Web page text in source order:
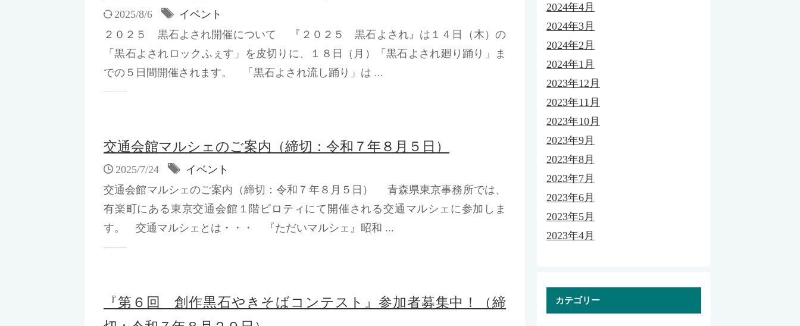
2025/8/6
イベント
２０２５ 黒石よされ開催について 『２０２５ 黒石よされ』は１４日（木）の
「黒石よされロックふぇす」を皮切りに、１８日（月）「黒石よされ廻り踊り」ま
での５日間開催されます。 「黒石よされ流し踊り」は ...
交通会館マルシェのご案内（締切：令和７年８月５日）
2025/7/24
イベント
交通会館マルシェのご案内（締切：令和７年８月５日） 青森県東京事務所では、
有楽町にある東京交通会館１階ピロティにて開催される交通マルシェに参加しま
す。 交通マルシェとは・・・ 『ただいマルシェ』昭和 ...
『第６回 創作黒石やきそばコンテスト』参加者募集中！（締
2024年4月
2024年3月
2024年2月
2024年1月
2023年12月
2023年11月
2023年10月
2023年9月
2023年8月
2023年7月
2023年6月
2023年5月
2023年4月
カテゴリー